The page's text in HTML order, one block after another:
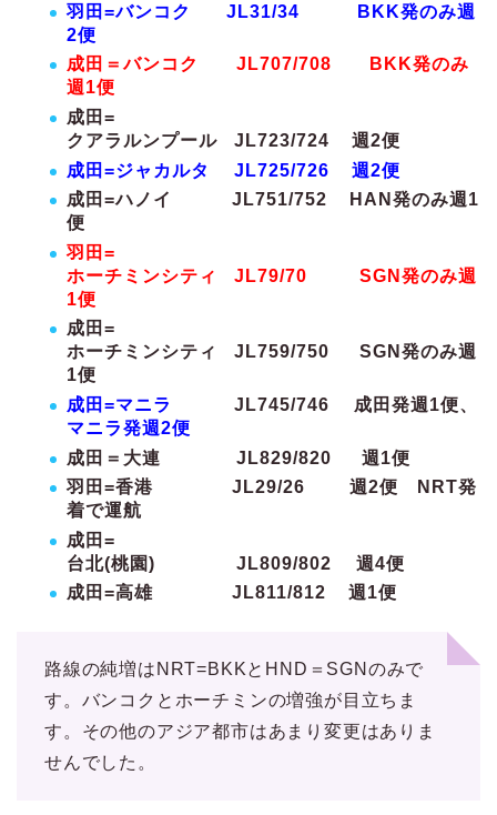
羽田=バンコク JL31/34 BKK発のみ週
2便
成田＝バンコク JL707/708 BKK発のみ
週1便
成田=
クアラルンプール JL723/724 週2便
成田=ジャカルタ JL725/726 週2便
成田=ハノイ JL751/752 HAN発のみ週1
便
羽田=
ホーチミンシティ JL79/70 SGN発のみ週
1便
成田=
ホーチミンシティ JL759/750 SGN発のみ週
1便
成田=マニラ
JL745/746 成田発週1便、
マニラ発週2便
成田＝大連 JL829/820 週1便
羽田=香港 JL29/26 週2便 NRT発
着で運航
成田=
台北(桃園) JL809/802 週4便
成田=高雄 JL811/812 週1便
路線の純増はNRT=BKKとHND＝SGNのみで
す。バンコクとホーチミンの増強が目立ちま
す。その他のアジア都市はあまり変更はありま
せんでした。